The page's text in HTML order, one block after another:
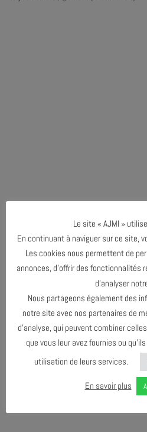
Le site « AJMI »
En continuant à naviguer sur ce site,
Les cookies nous permettent de
annonces, d’offrir des fonctionnalités
d’analyser
Nous partageons également des
notre site avec nos partenaires de
d’analyse, qui peuvent combiner
que vous leur avez fournies ou
utilisation de leurs services.
En savoir plus